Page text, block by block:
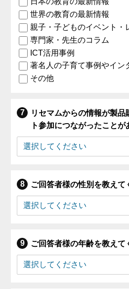
世界の教育の最新情報
親子・子どものイベント・
専門家・先生のコラム
ICT活用事例
著名人の子育て事例やイン
その他
リセマムからの情報が製
ト参加につながったことが
ご回答者様の性別を教えて
ご回答者様の年齢を教えて